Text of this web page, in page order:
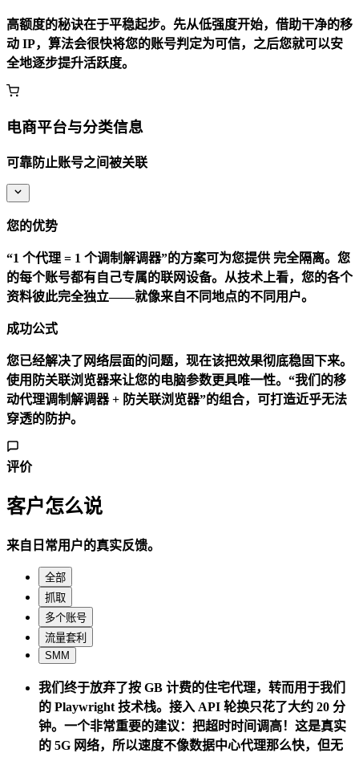
高额度的秘诀在于平稳起步。先从低强度开始，借助干净的移
动 IP，算法会很快将您的账号判定为可信，之后您就可以安
全地逐步提升活跃度。
电商平台与分类信息
可靠防止账号之间被关联
您的优势
“1 个代理 = 1 个调制解调器”的方案可为您提供 完全隔离。您
的每个账号都有自己专属的联网设备。从技术上看，您的各个
资料彼此完全独立——就像来自不同地点的不同用户。
成功公式
您已经解决了网络层面的问题，现在该把效果彻底稳固下来。
使用防关联浏览器来让您的电脑参数更具唯一性。“我们的移
动代理调制解调器 + 防关联浏览器”的组合，可打造近乎无法
穿透的防护。
评价
客户怎么说
来自日常用户的真实反馈。
全部
抓取
多个账号
流量套利
SMM
我们终于放弃了按 GB 计费的住宅代理，转而用于我们
的 Playwright 技术栈。接入 API 轮换只花了大约 20 分
钟。一个非常重要的建议：把超时时间调高！这是真实
的 5G 网络，所以速度不像数据中心代理那么快，但无